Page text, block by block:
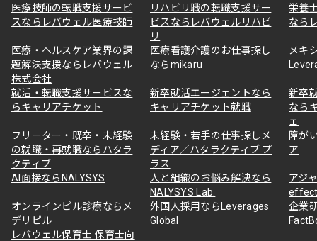
医療技師の転職支援サービ
スならレバウェル医療技師
リハビリ職の転職支援サー
ビスならレバウェルリハビ
リ
栄養
なら
医療・ヘルスケア業界の課
題解決支援ならレバウェル
株式会社
医療看護介護のお仕事探し
ならmikaru
メキ
就活・転職支援サービスな
らキャリアチケット
新卒就活エージェントなら
キャリアチケット就職
新卒
なら
ェ
フリーター・既卒・未経験
の就職・再就職ならハタラ
クティブ
未経験・若手の仕事探しメ
ディア／ハタラクティブ プ
ラス
障が
ア
AI面接ならNALYSYS
人と組織のお悩み解決なら
NALYSYS Lab.
アジ
オンラインピル診療ならメ
デリピル
外国人採用ならLeverages
Global
企業
レバウェル保育士 保育士向